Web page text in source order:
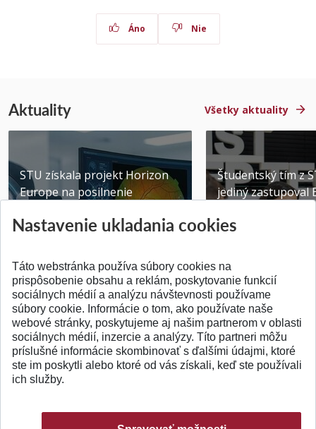
Áno Nie
Aktuality Všetky aktuality
STU získala projekt Horizon
Europe na posilnenie
Publikované 31.07.2026
Študentský tím z
jediný zastupoval
Publikované
SPÄŤ NA VRCH
Nastavenie ukladania cookies
Táto webstránka používa súbory cookies na
prispôsobenie obsahu a reklám, poskytovanie funkcií
sociálnych médií a analýzu návštevnosti používame
súbory cookie. Informácie o tom, ako používate naše
webové stránky, poskytujeme aj našim partnerom v oblasti
sociálnych médií, inzercie a analýzy. Títo partneri môžu
príslušné informácie skombinovať s ďalšími údajmi, ktoré
ste im poskytli alebo ktoré od vás získali, keď ste používali
ich služby.